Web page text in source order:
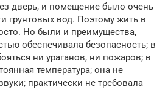
дверь, и помещение было очень
грунтовых вод. Поэтому жить в
Но были и преимущества,
обеспечивала безопасность; в
ни ураганов, ни пожаров; в
температура; она не
практически не требовала